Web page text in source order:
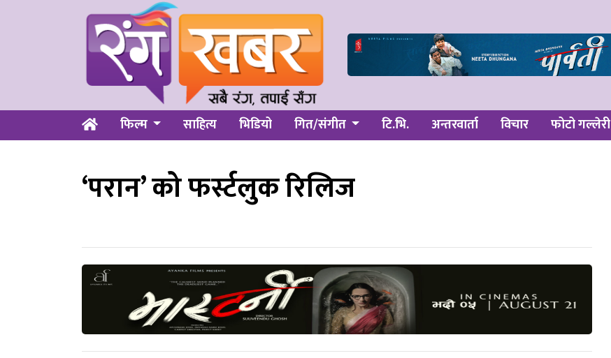
फिल्म साहित्य भिडियो गित/संगीत टि.भि. अन्तरवार्ता विचार फोटो गल्लेरी
‘परान’ को फर्स्टलुक रिलिज